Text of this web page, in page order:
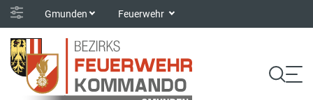
Gmunden Feuerwehr